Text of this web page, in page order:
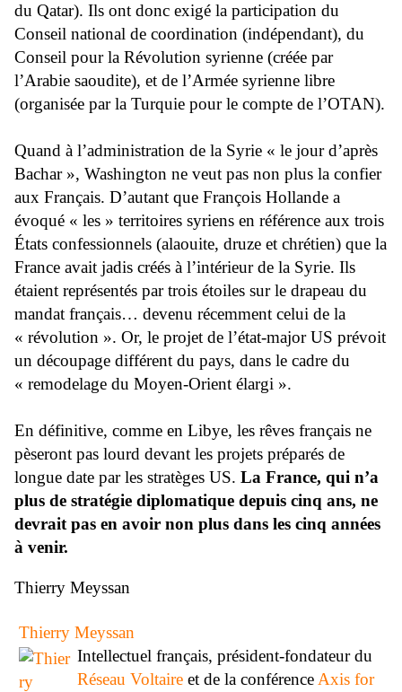
du Qatar). Ils ont donc exigé la participation du
Conseil national de coordination (indépendant), du
Conseil pour la Révolution syrienne (créée par
l’Arabie saoudite), et de l’Armée syrienne libre
(organisée par la Turquie pour le compte de l’OTAN).
Quand à l’administration de la Syrie « le jour d’après
Bachar », Washington ne veut pas non plus la confier
aux Français. D’autant que François Hollande a
évoqué « les » territoires syriens en référence aux trois
États confessionnels (alaouite, druze et chrétien) que la
France avait jadis créés à l’intérieur de la Syrie. Ils
étaient représentés par trois étoiles sur le drapeau du
mandat français… devenu récemment celui de la
« révolution ». Or, le projet de l’état-major US prévoit
un découpage différent du pays, dans le cadre du
« remodelage du Moyen-Orient élargi ».
En définitive, comme en Libye, les rêves français ne
pèseront pas lourd devant les projets préparés de
longue date par les stratèges US. La France, qui n’a
plus de stratégie diplomatique depuis cinq ans, ne
devrait pas en avoir non plus dans les cinq années
à venir.
Thierry Meyssan
Thierry Meyssan
Intellectuel français, président-fondateur du
Réseau Voltaire et de la conférence Axis for